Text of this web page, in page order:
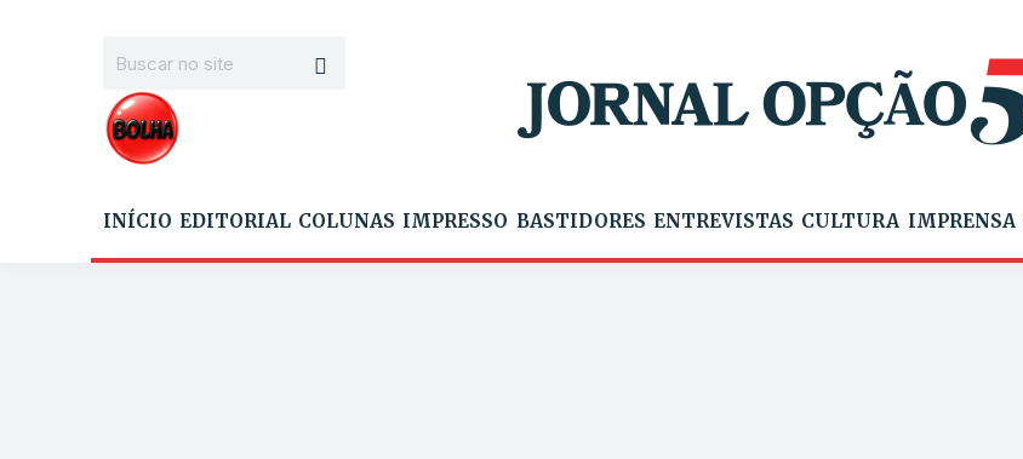
INÍCIO EDITORIAL COLUNAS IMPRESSO BASTIDORES ENTREVISTAS CULTURA IMPRENSA